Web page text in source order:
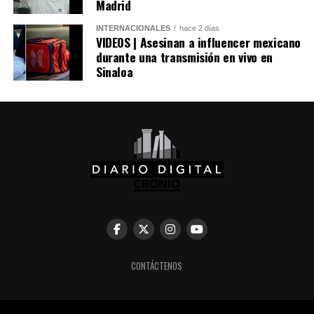
Madrid
INTERNACIONALES hace 2 días
VIDEOS | Asesinan a influencer mexicano
durante una transmisión en vivo en
Sinaloa
CONTÁCTENOS